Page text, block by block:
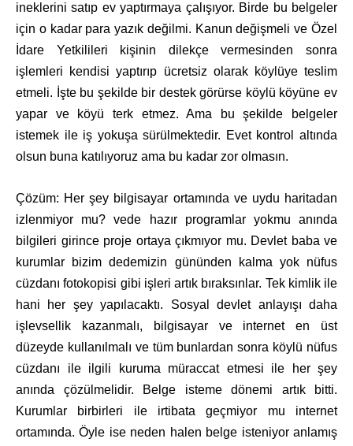
ineklerini satıp ev yaptırmaya çalışıyor. Birde bu belgeler
için o kadar para yazık değilmi. Kanun değişmeli ve Özel
İdare Yetkilileri kişinin dilekçe vermesinden sonra
işlemleri kendisi yaptırıp ücretsiz olarak köylüye teslim
etmeli. İşte bu şekilde bir destek görürse köylü köyüne ev
yapar ve köyü terk etmez. Ama bu şekilde belgeler
istemek ile iş yokuşa sürülmektedir. Evet kontrol altında
olsun buna katılıyoruz ama bu kadar zor olmasın.
Çözüm: Her şey bilgisayar ortamında ve uydu haritadan
izlenmiyor mu? vede hazır programlar yokmu anında
bilgileri girince proje ortaya çıkmıyor mu. Devlet baba ve
kurumlar bizim dedemizin gününden kalma yok nüfus
cüzdanı fotokopisi gibi işleri artık bıraksınlar. Tek kimlik ile
hani her şey yapılacaktı. Sosyal devlet anlayışı daha
işlevsellik kazanmalı, bilgisayar ve internet en üst
düzeyde kullanılmalı ve tüm bunlardan sonra köylü nüfus
cüzdanı ile ilgili kuruma müraccat etmesi ile her şey
anında çözülmelidir. Belge isteme dönemi artık bitti.
Kurumlar birbirleri ile irtibata geçmiyor mu internet
ortamında. Öyle ise neden halen belge isteniyor anlamış